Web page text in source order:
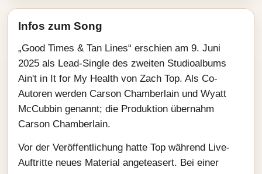
Infos zum Song
„Good Times & Tan Lines“ erschien am 9. Juni
2025 als Lead-Single des zweiten Studioalbums
Ain't in It for My Health von Zach Top. Als Co-
Autoren werden Carson Chamberlain und Wyatt
McCubbin genannt; die Produktion übernahm
Carson Chamberlain.
Vor der Veröffentlichung hatte Top während Live-
Auftritte neues Material angeteasert. Bei einer